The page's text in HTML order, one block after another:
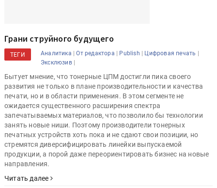
Грани струйного будущего
Эксклюзив |
Бытует мнение, что тонерные ЦПМ достигли пика своего
развития не только в плане производительности и качества
печати, но и в области применения. В этом сегменте не
ожидается существенного расширения спектра
запечатываемых материалов, что позволило бы технологии
занять новые ниши. Поэтому производители тонерных
печатных устройств хоть пока и не сдают свои позиции, но
стремятся диверсифицировать линейки выпускаемой
направления.